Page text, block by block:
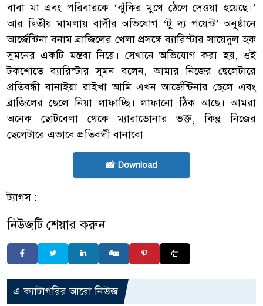
বাবা মা এবং পরিবারকে ‘ঝুঁকির মুখে ঠেলে দেওয়া হয়েছে।’
আর দ্বিতীয় মামলায় বাদীর অভিযোগ ‘টু দ্য পয়েন্ট’ অনুষ্ঠানে
আর্জেন্টিনা বনাম ব্রাজিলের খেলা প্রসঙ্গে ব্যারিস্টার সায়েদুল হক
সুমনের একটি মন্তব্য নিয়ে। সেখানে অভিযোগ করা হয়, ওই
টকশোতে ব্যারিস্টার সুমন বলেন, আমার নিজের ছেলেটারে
প্রতিবন্ধী বানাইয়া রাইখা আমি এখন আর্জেন্টিনার ছেলে এবং
ব্রাজিলের ছেলে নিয়া লাফাচ্ছি। লাফানো ঠিক আছে। আমরা
অনেক ছোটবেলা থেকে ম্যারাডোনার ভক্ত, কিন্তু নিজের
ছেলেটারে এভাবে প্রতিবন্ধী বানাবো
📸 Download
ট্যাগস :
নিউজটি শেয়ার করুন
এ ক্যাটাগরির আরো নিউজ